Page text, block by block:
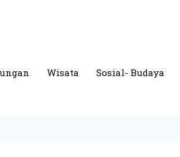
Wisata Sosial- Budaya